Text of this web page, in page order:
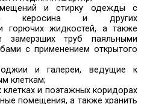
пребыванием
обслуживающего
пожара в
электрических
каждого